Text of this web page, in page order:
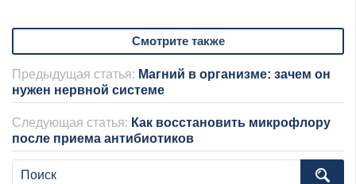
Смотрите также
Предыдущая статья: Магний в организме: зачем он
нужен нервной системе
Следующая статья: Как восстановить микрофлору
после приема антибиотиков